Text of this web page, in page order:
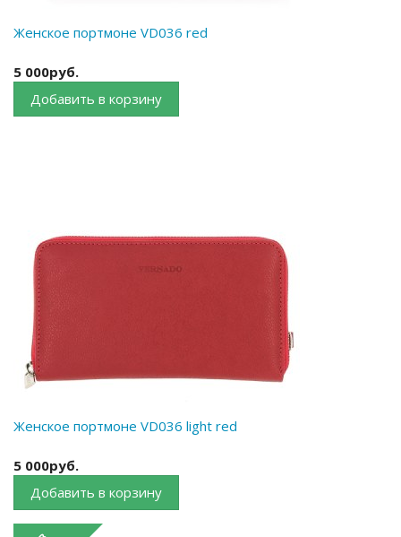
Женское портмоне VD036 red
5 000руб.
Добавить в корзину
Женское портмоне VD036 light red
5 000руб.
Добавить в корзину